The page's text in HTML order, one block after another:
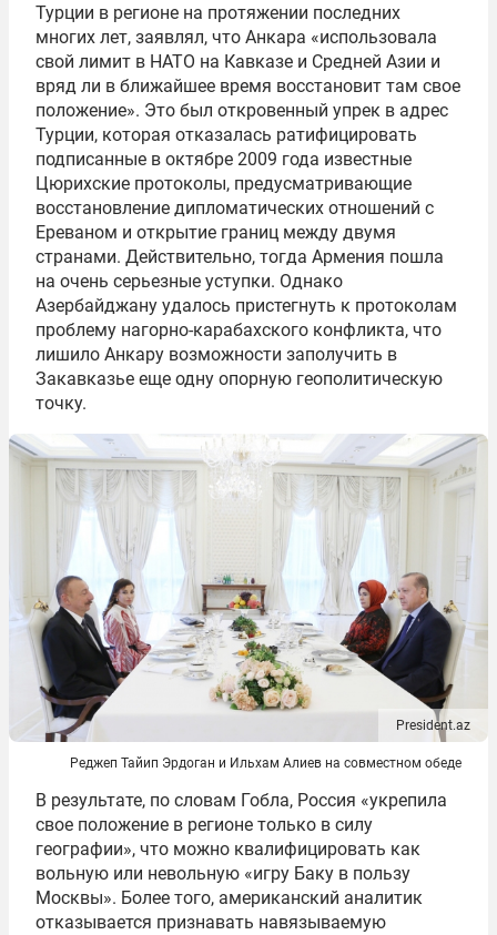
Турции в регионе на протяжении последних
многих лет, заявлял, что Анкара «использовала
свой лимит в НАТО на Кавказе и Средней Азии и
вряд ли в ближайшее время восстановит там свое
положение». Это был откровенный упрек в адрес
Турции, которая отказалась ратифицировать
подписанные в октябре 2009 года известные
Цюрихские протоколы, предусматривающие
восстановление дипломатических отношений с
Ереваном и открытие границ между двумя
странами. Действительно, тогда Армения пошла
на очень серьезные уступки. Однако
Азербайджану удалось пристегнуть к протоколам
проблему нагорно-карабахского конфликта, что
лишило Анкару возможности заполучить в
Закавказье еще одну опорную геополитическую
точку.
President.az
Реджеп Тайип Эрдоган и Ильхам Алиев на совместном обеде
В результате, по словам Гобла, Россия «укрепила
свое положение в регионе только в силу
географии», что можно квалифицировать как
вольную или невольную «игру Баку в пользу
Москвы». Более того, американский аналитик
отказывается признавать навязываемую